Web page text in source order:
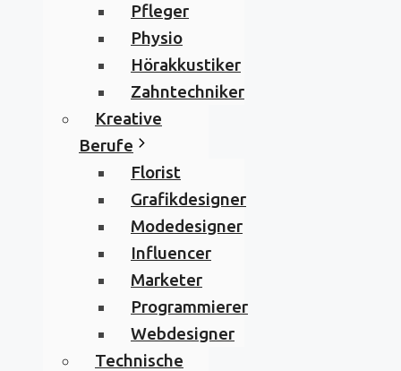
Pfleger
Physio
Hörakkustiker
Zahntechniker
Kreative
Berufe
Florist
Grafikdesigner
Modedesigner
Influencer
Marketer
Programmierer
Webdesigner
Technische